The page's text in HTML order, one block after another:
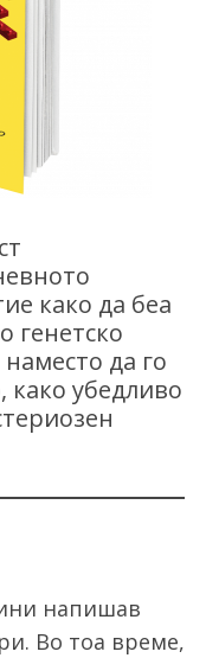
како да беа
генетско
да го
убедливо
напишав
Во тоа време,